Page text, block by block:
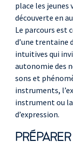
place les jeunes
découverte en
Le parcours est
d’une trentaine
intuitives qui
autonomie des
sons et
instruments,
instrument ou
d’expression.